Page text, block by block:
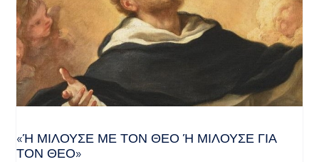
«Ή ΜΙΛΟΎΣΕ ΜΕ ΤΟΝ ΘΕΌ Ή ΜΙΛΟΎΣΕ ΓΙΑ ΤΟ
Ν ΘΕΌ»